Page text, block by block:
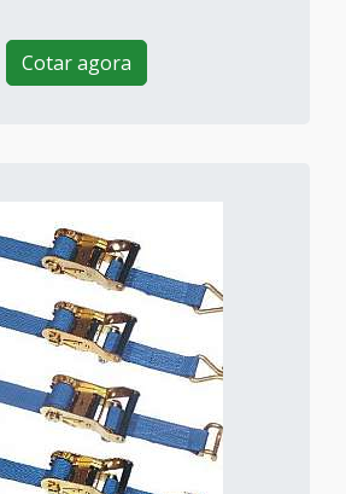
Cotar agora